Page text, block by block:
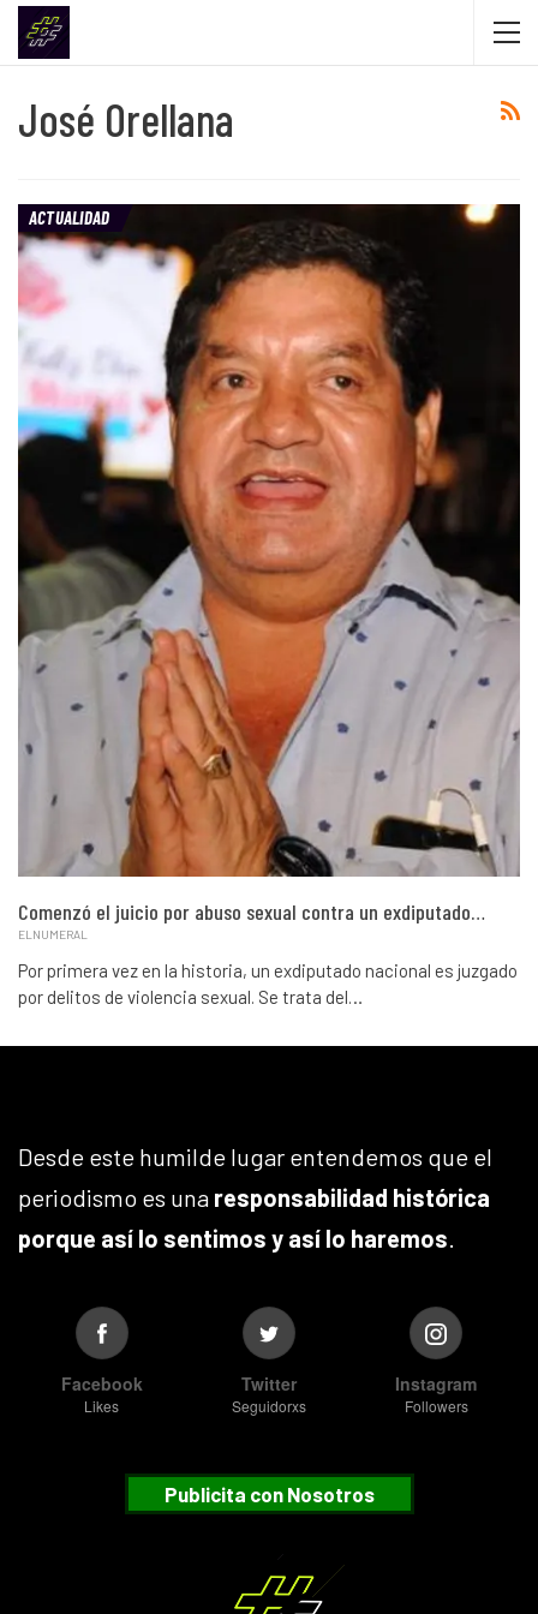
José Orellana
ACTUALIDAD
Comenzó el juicio por abuso sexual contra un exdiputado…
ELNUMERAL
Por primera vez en la historia, un exdiputado nacional es juzgado
por delitos de violencia sexual. Se trata del…
Desde este humilde lugar entendemos que el
periodismo es una responsabilidad histórica
porque así lo sentimos y así lo haremos.
Facebook
Likes
Twitter
Seguidorxs
Instagram
Followers
Publicita con Nosotros